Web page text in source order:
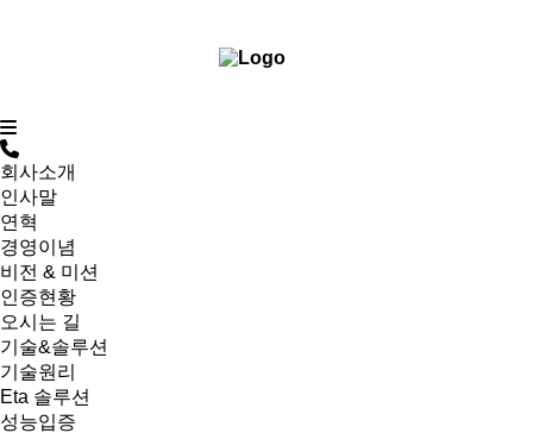
회사소개
인사말
연혁
경영이념
비전 & 미션
인증현황
오시는 길
기술&솔루션
기술원리
Eta 솔루션
성능입증